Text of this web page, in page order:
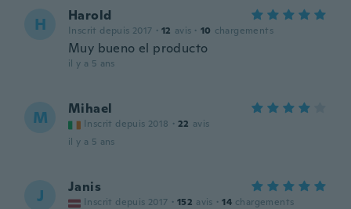
H Harold
Inscrit depuis 2017 · 12 avis · 10 chargements
Muy bueno el producto
il y a 5 ans
M Mihael
Inscrit depuis 2018 · 22 avis
il y a 5 ans
J Janis
Inscrit depuis 2017 · 152 avis · 14 chargements